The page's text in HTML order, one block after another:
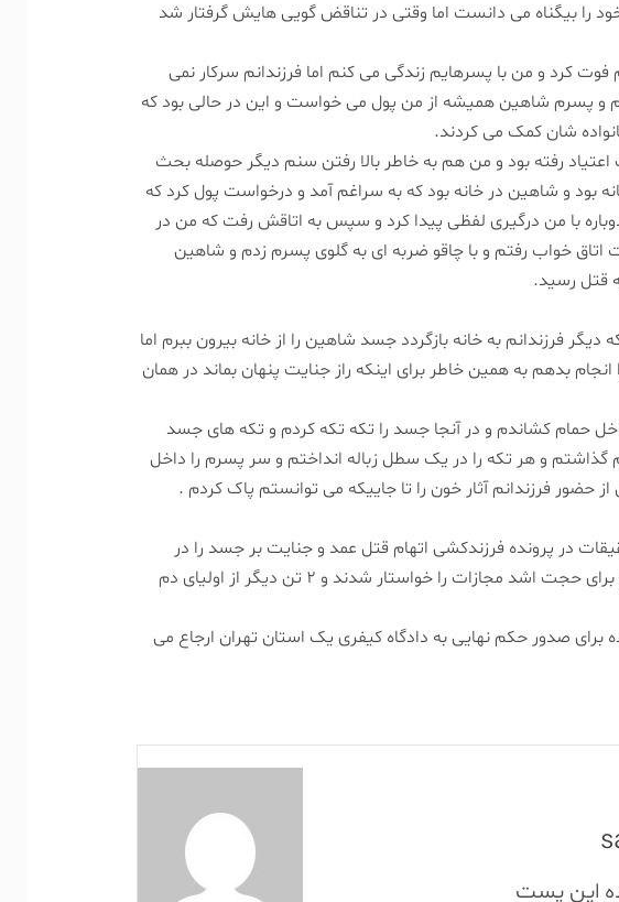
را بیگناه می دانست اما وقتی در تناقض گویی هایش گرفتار شد
کرد و من با پسرهایم زندگی می کنم اما فرزندانم سرکار نمی
و پسرم شاهین همیشه از من پول می خواست و این در حالی بود که
شان کمک می کردند.
رفته بود و من هم به خاطر بالا رفتن سنم دیگر حوصله بحث
بود و شاهین در خانه بود که به سراغم آمد و درخواست پول کرد که
با من درگیری لفظی پیدا کرد و سپس به اتاقش رفت که من در
خواب رفتم و با چاقو ضربه ای به گلوی پسرم زدم و شاهین
قتل رسید.
فرزندانم به خانه بازگردد جسد شاهین را از خانه بیرون ببرم اما
بدهم به همین خاطر برای اینکه راز جنایت پنهان بماند در همان
حمام کشاندم و در آنجا جسد را تکه تکه کردم و تکه های جسد
گذاشتم و هر تکه را در یک سطل زباله انداختم و سر پسرم را داخل
از حضور فرزندانم آثار خون را تا جاییکه می توانستم پاک کردم .
در پرونده فرزندکشی اتهام قتل عمد و جنایت بر جسد را در
کیفرخواست حجت عنوان کرد و ۳ نفر از اولیای دم برای حجت اشد مجازات را خواستار شدند و ۲ تن دیگر از اولیای دم
برای صدور حکم نهایی به دادگاه کیفری یک استان تهران ارجاع می